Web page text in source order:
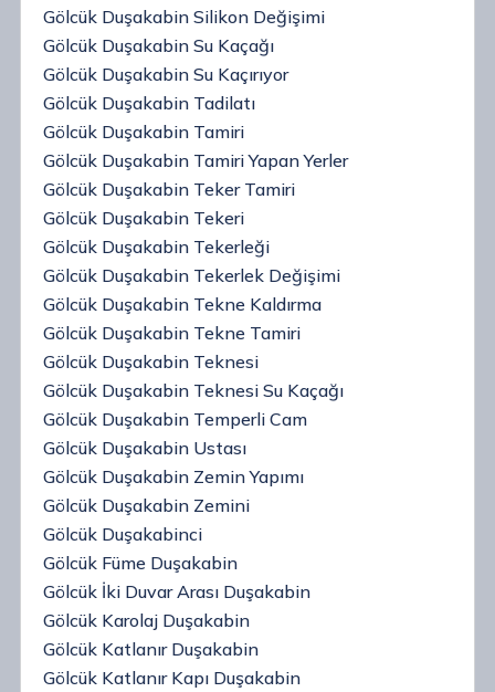
Gölcük Duşakabin Silikon Değişimi
Gölcük Duşakabin Su Kaçağı
Gölcük Duşakabin Su Kaçırıyor
Gölcük Duşakabin Tadilatı
Gölcük Duşakabin Tamiri
Gölcük Duşakabin Tamiri Yapan Yerler
Gölcük Duşakabin Teker Tamiri
Gölcük Duşakabin Tekeri
Gölcük Duşakabin Tekerleği
Gölcük Duşakabin Tekerlek Değişimi
Gölcük Duşakabin Tekne Kaldırma
Gölcük Duşakabin Tekne Tamiri
Gölcük Duşakabin Teknesi
Gölcük Duşakabin Teknesi Su Kaçağı
Gölcük Duşakabin Temperli Cam
Gölcük Duşakabin Ustası
Gölcük Duşakabin Zemin Yapımı
Gölcük Duşakabin Zemini
Gölcük Duşakabinci
Gölcük Füme Duşakabin
Gölcük İki Duvar Arası Duşakabin
Gölcük Karolaj Duşakabin
Gölcük Katlanır Duşakabin
Gölcük Katlanır Kapı Duşakabin